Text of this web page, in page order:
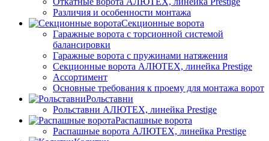
Различия и особенности монтажа
Секционные ворота
Гаражные ворота с торсионной системой
балансировки
Гаражные ворота с пружинами натяжения
Секционные ворота АЛЮТЕХ, линейка Prestige
Ассортимент
Основные требования к проему для монтажа ворот
Рольставни
Рольставни АЛЮТЕХ, линейка Prestige
Распашные ворота
Распашные ворота АЛЮТЕХ, линейка Prestige